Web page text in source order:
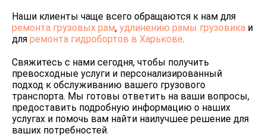
Наши клиенты чаще всего обращаются к нам для
ремонта грузовых рам, удлинению рамы грузовика и
для ремонта гидробортов в Харькове.
Свяжитесь с нами сегодня, чтобы получить
превосходные услуги и персонализированный
подход к обслуживанию вашего грузового
транспорта. Мы готовы ответить на ваши вопросы,
предоставить подробную информацию о наших
услугах и помочь вам найти наилучшее решение для
ваших потребностей.